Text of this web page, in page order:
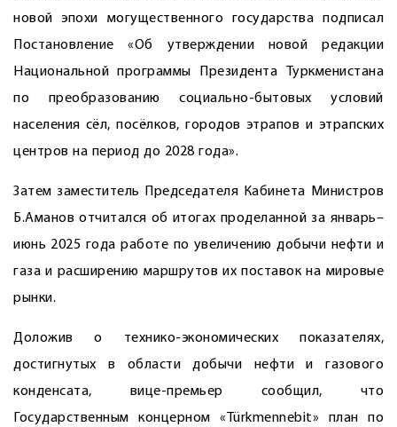
новой эпохи могущественного государства подписал
Постановление «Об утверждении новой редакции
Национальной программы Президента Туркменистана
по преобразованию социально-бытовых условий
населения сёл, посёлков, городов этрапов и этрапских
центров на период до 2028 года».
Затем заместитель Председателя Кабинета Министров
Б.Аманов отчитался об итогах проделанной за январь–
июнь 2025 года работе по увеличению добычи нефти и
газа и расширению маршрутов их поставок на мировые
рынки.
Доложив о технико-экономических показателях,
достигнутых в области добычи нефти и газового
конденсата, вице-премьер сообщил, что
Государственным концерном «Türkmennebit» план по